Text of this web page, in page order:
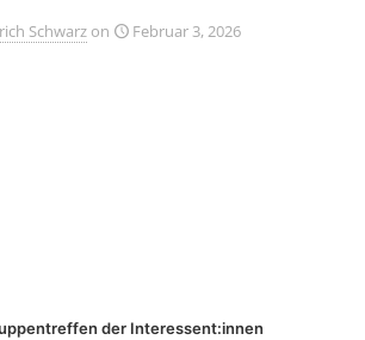
Schwarz on Februar 3, 2026
der Interessent:innen